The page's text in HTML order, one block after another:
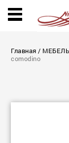
Главная / МЕБЕЛЬ
comodino